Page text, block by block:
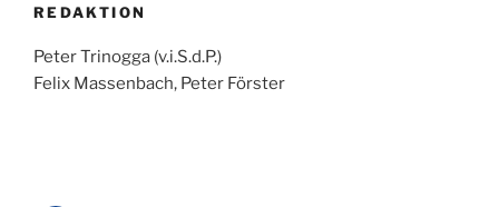
REDAKTION
Peter Trinogga (v.i.S.d.P.)
Felix Massenbach, Peter Förster